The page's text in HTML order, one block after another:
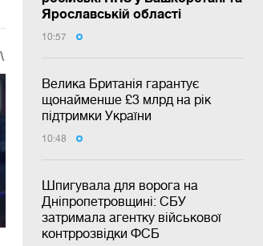
Ярославській області
10:57
Велика Британія гарантує
щонайменше £3 млрд на рік
підтримки України
10:48
Шпигувала для ворога на
Дніпропетровщині: СБУ
затримала агентку військової
контррозвідки ФСБ